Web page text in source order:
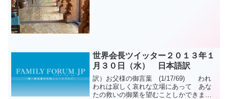
世界会長ツイッター２０１３年１
月３０日（水） 日本語訳
訳）お父様の御言葉 (1/17/69) われ
われは寂しく哀れな立場にあって あな
たの救いの御業を望むことしかできませ